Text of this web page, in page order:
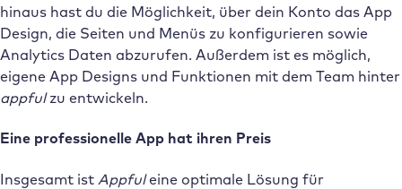
hinaus hast du die Möglichkeit, über dein Konto das App
Design, die Seiten und Menüs zu konfigurieren sowie
Analytics Daten abzurufen. Außerdem ist es möglich,
eigene App Designs und Funktionen mit dem Team hinter
appfulzu entwickeln.
Eine professionelle App hat ihren Preis
Insgesamt ist Appfuleine optimale Lösung für